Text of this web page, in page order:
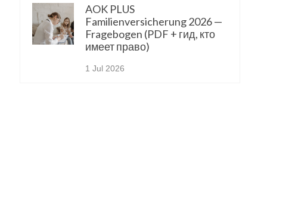
AOK PLUS
Familienversicherung 2026 —
Fragebogen (PDF + гид, кто
имеет право)
1 Jul 2026